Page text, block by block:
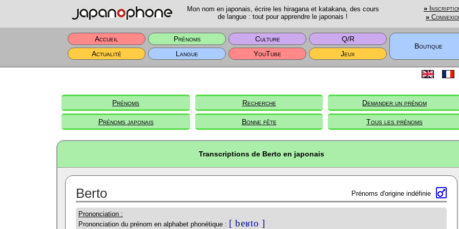
Mon nom en japonais, écrire les hiragana et katakana, des cours
de langue : tout pour apprendre le japonais !
»
»
Accueil Prénoms Culture
Q/R
Boutique
Actualité
Langue YouTube Jeux
Prénoms Recherche Demander un prénom
Prénoms japonais Bonne fête Tous les prénoms
Transcriptions de Berto en japonais
Berto Prénoms d'origine indéfinie
Prononciation :
Prononciation du prénom en alphabet phonétique : [ beʁto ]